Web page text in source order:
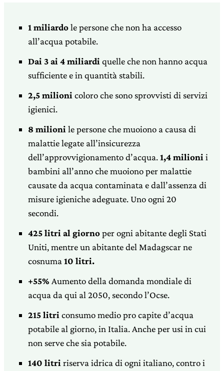
1 miliardole persone che non ha accesso
all’acqua potabile.
Dai 3 ai 4 miliardi quelle che non hanno acqua
sufficiente e in quantità stabili.
2,5 milioni coloro che sono sprovvisti di servizi
igienici.
8 milioni le persone che muoiono a causa di
malattie legate all’insicurezza
dell’approvvigionamento d’acqua.1,4 milioni i
bambini all’anno che muoiono per malattie
causate da acqua contaminata e dall’assenza di
misure igieniche adeguate. Uno ogni 20
secondi.
425 litri al giornoper ogni abitante degli Stati
Uniti, mentre un abitante del Madagscar ne
cosnuma 10 litri.
+55% Aumento della domanda mondiale di
acqua da qui al 2050, secondo l’Ocse.
215 litri consumo medio pro capite d’acqua
potabile al giorno, in Italia. Anche per usi in cui
non serve che sia potabile.
140 litri riserva idrica di ogni italiano, contro i